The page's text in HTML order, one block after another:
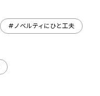
#ノベルティにひと工夫